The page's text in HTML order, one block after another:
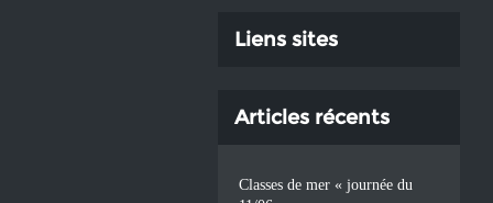
Liens sites
Articles récents
Classes de mer « journée du